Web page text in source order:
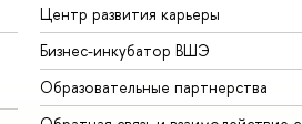
Центр развития карьеры
Бизнес-инкубатор ВШЭ
Образовательные партнерства